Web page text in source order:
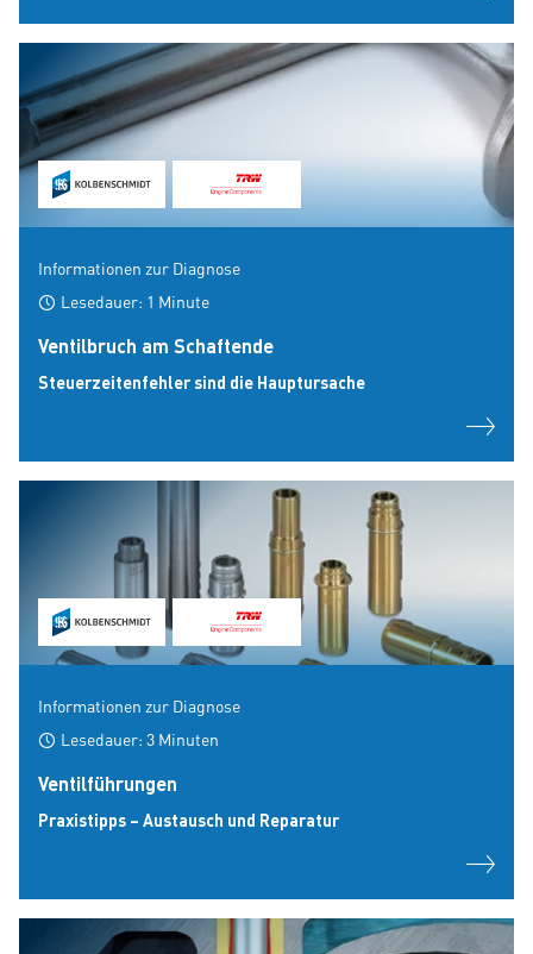
Informationen zur Diagnose
Lesedauer: 1 Minute
Ventilbruch am Schaftende
Steuerzeitenfehler sind die Hauptursache
Informationen zur Diagnose
Lesedauer: 3 Minuten
Ventilführungen
Praxistipps – Austausch und Reparatur